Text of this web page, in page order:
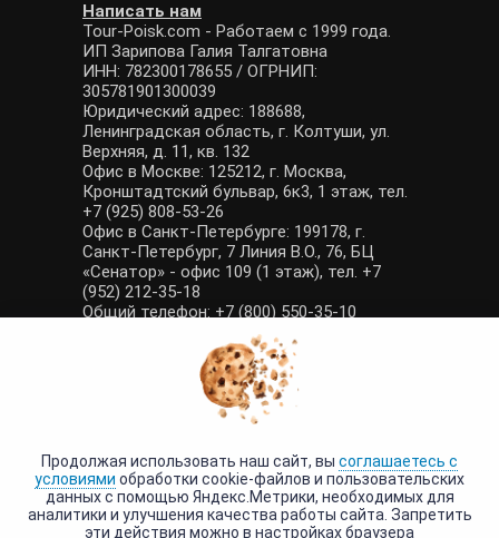
Написать нам
Tour-Poisk.com - Работаем с 1999 года.
ИП Зарипова Галия Талгатовна
ИНН: 782300178655 / ОГРНИП:
305781901300039
Юридический адрес: 188688,
Ленинградская область, г. Колтуши, ул.
Верхняя, д. 11, кв. 132
Офис в Москве: 125212, г. Москва,
Кронштадтский бульвар, 6к3, 1 этаж, тел.
+7 (925) 808-53-26
Офис в Санкт-Петербурге: 199178, г.
Санкт-Петербург, 7 Линия В.О., 76, БЦ
«Сенатор» - офис 109 (1 этаж), тел. +7
(952) 212-35-18
Общий телефон: +7 (800) 550-35-10
E-mail: manager@tour-poisk.com (общие
вопросы), admin@tour-poisk.com (жалобы)
Номер в Общероссийском реестре
туристических агентств: РТА 0003424
Политика конфиденциальности
Продолжая использовать наш сайт, вы соглашаетесь с
условиями обработки cookie-файлов и пользовательских
данных с помощью Яндекс.Метрики, необходимых для
аналитики и улучшения качества работы сайта. Запретить
эти действия можно в настройках браузера